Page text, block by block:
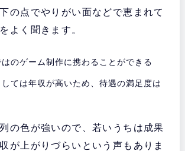
の点でやりがい面などで恵まれて
よく聞きます。
のゲーム制作に携わることができる
ては年収が高いため、待遇の満足度は
の色が強いので、若いうちは成果
が上がりづらいという声もありま